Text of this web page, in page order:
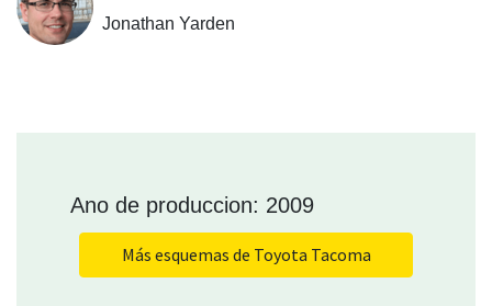
Jonathan Yarden
Ano de produccion: 2009
Más esquemas de Toyota Tacoma